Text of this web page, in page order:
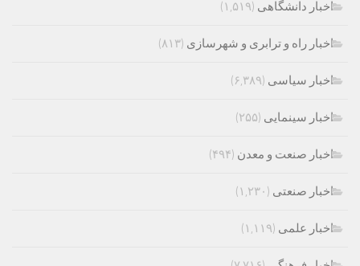
اخبار دانشگاهی (۱,۵۱۹)
اخبار راه و ترابری و شهرسازی (۸۱۳)
اخبار سیاسی (۶,۳۸۹)
اخبار سینمایی (۲۵۵)
اخبار صنعت و معدن (۴۹۴)
اخبار صنعتی (۱,۲۳۰)
اخبار علمی (۱,۱۱۹)